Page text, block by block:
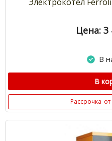
Цена: 3
В
В
Рассрочка